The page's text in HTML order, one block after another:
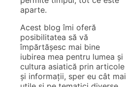
aparte.
Acest blog îmi oferă
posibilitatea să vă
împărtășesc mai bine
iubirea mea pentru lumea și
cultura asiatică prin articole
și informații, sper eu cât mai